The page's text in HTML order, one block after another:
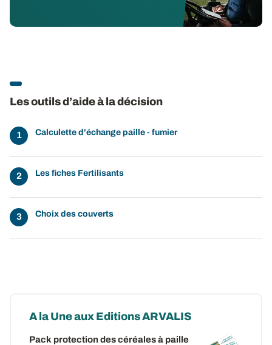
Les outils d’aide à la décision
Calculette d'échange paille - fumier
Les fiches Fertilisants
Choix des couverts
A la Une aux Editions ARVALIS
Pack protection des céréales à paille